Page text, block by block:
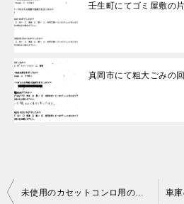
壬生町にてゴミ屋敷の
真岡市にて粗大ごみの
投
未使用のカセットコンロ用のガスボンベ、カセットコンロの回収・処分